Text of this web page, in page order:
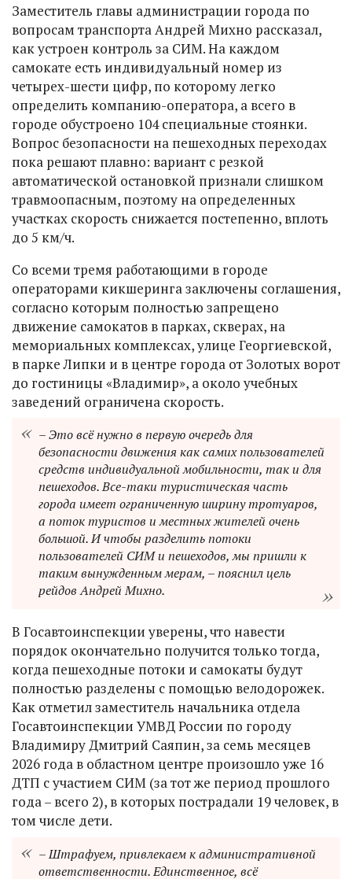
Заместитель главы администрации города по
вопросам транспорта Андрей Михно рассказал,
как устроен контроль за СИМ. На каждом
самокате есть индивидуальный номер из
четырех-шести цифр, по которому легко
определить компанию-оператора, а всего в
городе обустроено 104 специальные стоянки.
Вопрос безопасности на пешеходных переходах
пока решают плавно: вариант с резкой
автоматической остановкой признали слишком
травмоопасным, поэтому на определенных
участках скорость снижается постепенно, вплоть
до 5 км/ч.
Со всеми тремя работающими в городе
операторами кикшеринга заключены соглашения,
согласно которым полностью запрещено
движение самокатов в парках, скверах, на
мемориальных комплексах, улице Георгиевской,
в парке Липки и в центре города от Золотых ворот
до гостиницы «Владимир», а около учебных
заведений ограничена скорость.
– Это всё нужно в первую очередь для
безопасности движения как самих пользователей
средств индивидуальной мобильности, так и для
пешеходов. Все-таки туристическая часть
города имеет ограниченную ширину тротуаров,
а поток туристов и местных жителей очень
большой. И чтобы разделить потоки
пользователей СИМ и пешеходов, мы пришли к
таким вынужденным мерам, – пояснил цель
рейдов Андрей Михно.
В Госавтоинспекции уверены, что навести
порядок окончательно получится только тогда,
когда пешеходные потоки и самокаты будут
полностью разделены с помощью велодорожек.
Как отметил заместитель начальника отдела
Госавтоинспекции УМВД России по городу
Владимиру Дмитрий Саяпин, за семь месяцев
2026 года в областном центре произошло уже 16
ДТП с участием СИМ (за тот же период прошлого
года – всего 2), в которых пострадали 19 человек, в
том числе дети.
– Штрафуем, привлекаем к административной
ответственности. Единственное, всё